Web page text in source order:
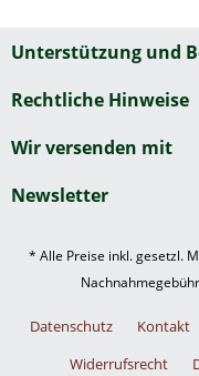
Unterstützung und
Rechtliche Hinweise
Wir versenden mit
Newsletter
* Alle Preise inkl. gesetzl.
Datenschutz Kontakt
Widerrufsrecht